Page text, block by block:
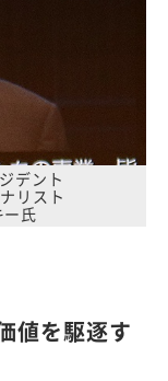
デント
リスト
ー氏
値を駆逐す